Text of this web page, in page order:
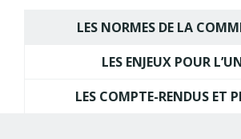
LES NORMES DE LA
LES ENJEUX POUR
LES COMPTE-RENDUS ET